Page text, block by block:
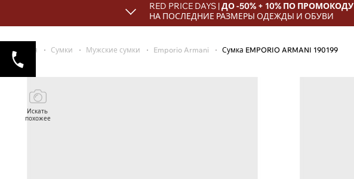
RED PRICE DAYS |ДО -50% + 10% ПО ПРОМОКОДУ
НА ПОСЛЕДНИЕ РАЗМЕРЫ ОДЕЖДЫ И ОБУВИ
Главная Сумки Мужские сумки Emporio Armani Сумка EMPORIO ARMANI 190199
Искать
похожее